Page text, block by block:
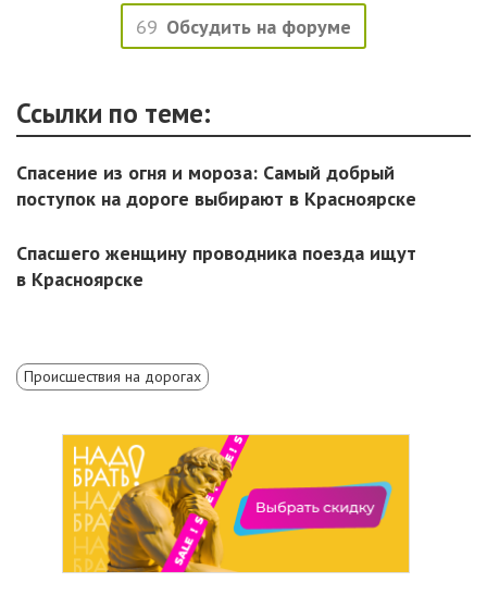
69 Обсудить на форуме
Ссылки по теме:
Спасение из огня и мороза: Самый добрый
поступок на дороге выбирают в Красноярске
Спасшего женщину проводника поезда ищут
в Красноярске
Происшествия на дорогах